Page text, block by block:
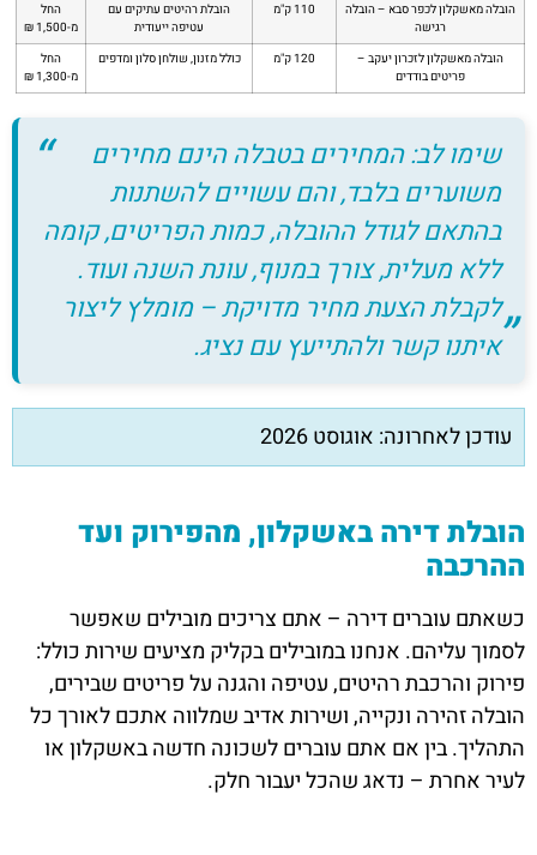
הובלה מאשקלון לכפר סבא – הובלה
רגישה
110 ק"מ
הובלת רהיטים עתיקים עם
עטיפה ייעודית
החל
מ-1,500 ₪
הובלה מאשקלון לזכרון יעקב –
פריטים בודדים
120 ק"מ כולל מזנון, שולחן סלון ומדפים
החל
מ-1,300 ₪
שימו לב: המחירים בטבלה הינם מחירים
משוערים בלבד, והם עשויים להשתנות
בהתאם לגודל ההובלה, כמות הפריטים, קומה
ללא מעלית, צורך במנוף, עונת השנה ועוד.
לקבלת הצעת מחיר מדויקת – מומלץ ליצור
איתנו קשר ולהתייעץ עם נציג.
עודכן לאחרונה: אוגוסט 2026
הובלת דירה באשקלון, מהפירוק ועד
ההרכבה
כשאתם עוברים דירה – אתם צריכים מובילים שאפשר
לסמוך עליהם. אנחנו במובילים בקליק מציעים שירות כולל:
פירוק והרכבת רהיטים, עטיפה והגנה על פריטים שבירים,
הובלה זהירה ונקייה, ושירות אדיב שמלווה אתכם לאורך כל
התהליך. בין אם אתם עוברים לשכונה חדשה באשקלון או
לעיר אחרת – נדאג שהכל יעבור חלק.